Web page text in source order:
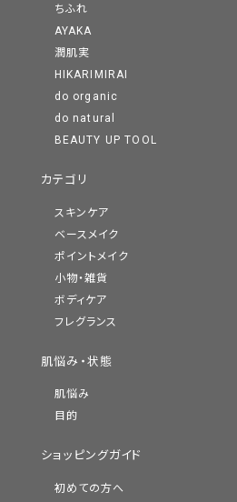
ちふれ
AYAKA
潤肌実
HIKARIMIRAI
do organic
do natural
BEAUTY UP TOOL
カテゴリ
スキンケア
ベースメイク
ポイントメイク
小物・雑貨
ボディケア
フレグランス
肌悩み・状態
肌悩み
目的
ショッピングガイド
初めての方へ